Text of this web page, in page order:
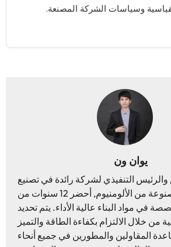
وسياسات الشركة المصنعة.
يوان ون
التنفيذي لشركة رائدة في تصنيع
النوافذ والأبواب المصنوعة من الألومنيوم, أحضر 12 سنوات من
في مواد البناء عالية الأداء. يتم تحديد
خلال الالتزام بكفاءة الطاقة والتميز
المقاولين والمطورين في جميع أنحاء